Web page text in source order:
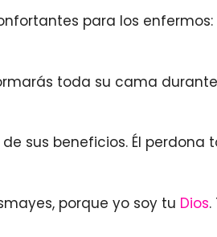
para los enfermos:
toda su cama
de sus beneficios. Él
porque yo soy tu Dios